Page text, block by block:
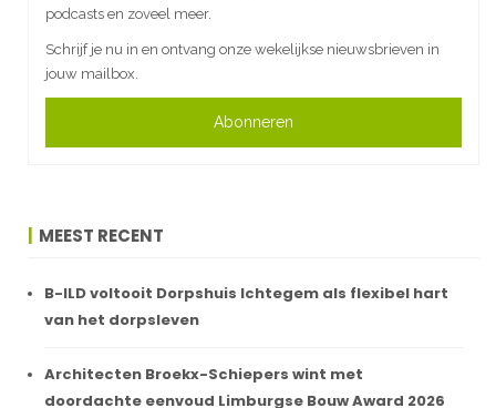
podcasts en zoveel meer.
Schrijf je nu in en ontvang onze wekelijkse nieuwsbrieven in
jouw mailbox.
Abonneren
MEEST RECENT
B-ILD voltooit Dorpshuis Ichtegem als flexibel hart
van het dorpsleven
Architecten Broekx-Schiepers wint met
doordachte eenvoud Limburgse Bouw Award 2026